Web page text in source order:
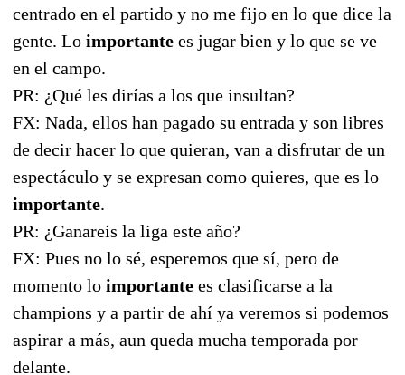
centrado en el partido y no me fijo en lo que dice la
gente. Lo importante es jugar bien y lo que se ve
en el campo.
PR: ¿Qué les dirías a los que insultan?
FX: Nada, ellos han pagado su entrada y son libres
de decir hacer lo que quieran, van a disfrutar de un
espectáculo y se expresan como quieres, que es lo
importante.
PR: ¿Ganareis la liga este año?
FX: Pues no lo sé, esperemos que sí, pero de
momento lo importante es clasificarse a la
champions y a partir de ahí ya veremos si podemos
aspirar a más, aun queda mucha temporada por
delante.